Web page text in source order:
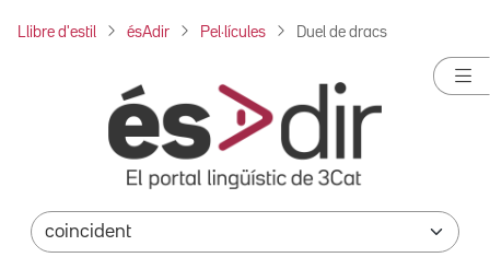
Llibre d'estil ésAdir Pel·lícules Duel de dracs